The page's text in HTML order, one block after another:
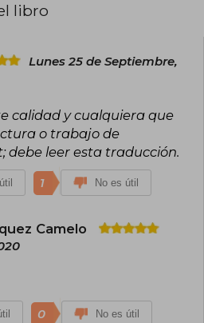
libro
Lunes 25 de Septiembre,
calidad y cualquiera que
o trabajo de
debe leer esta traducción.
1 No es útil
Camelo
0 No es útil